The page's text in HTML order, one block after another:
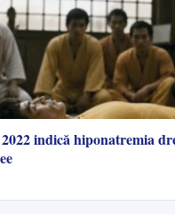
indică hiponatremia